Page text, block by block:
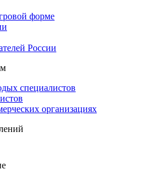
форме
России
специалистов
организациях